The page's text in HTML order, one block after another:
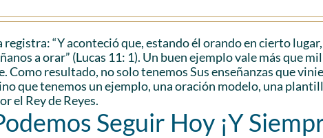
registra: “Y aconteció que, estando él orando en cierto
a orar” (Lucas 11: 1). Un buen ejemplo vale más que
Como resultado, no solo tenemos Sus enseñanzas que
que tenemos un ejemplo, una oración modelo, una
el Rey de Reyes.
Seguir Hoy ¡Y